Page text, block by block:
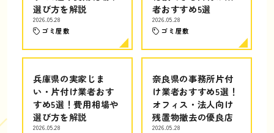
選び方を解説
2026.05.28
ゴミ屋敷
者おすすめ5選
2026.05.28
ゴミ屋敷
兵庫県の実家じま
い・片付け業者おす
すめ5選！費用相場や
選び方を解説
2026.05.28
奈良県の事務所片付
け業者おすすめ5選！
オフィス・法人向け
残置物撤去の優良店
2026.05.28